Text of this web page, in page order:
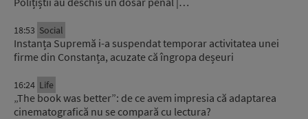
18:53 Social
Instanța Supremă i-a suspendat temporar activitatea unei
firme din Constanța, acuzate că îngropa deșeuri
16:24 Life
„The book was better”: de ce avem impresia că adaptarea
cinematografică nu se compară cu lectura?